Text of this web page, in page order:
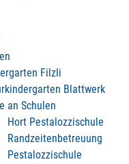
Filzli
Blattwerk
an Schulen
Hort Pestalozzischule
Randzeitenbetreuung
Pestalozzischule